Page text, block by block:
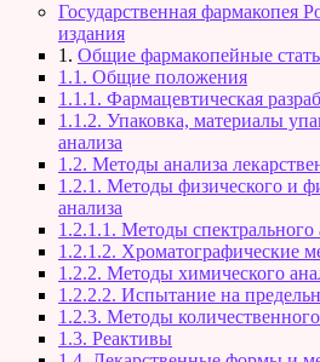
Государственная фармакопея
издания
1. Общие фармакопейные
1.1. Общие положения
1.1.1. Фармацевтическая
1.1.2. Упаковка, материалы
анализа
1.2. Методы анализа
1.2.1. Методы физического и
анализа
1.2.1.1. Методы спектрального
1.2.1.2. Хроматографические
1.2.2. Методы химического
1.2.2.2. Испытание на
1.2.3. Методы
1.3. Реактивы